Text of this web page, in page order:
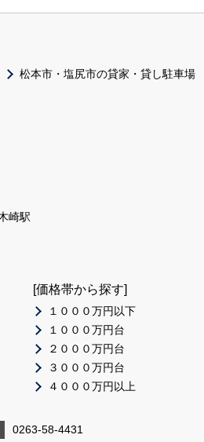
松本市・塩尻市の貸家・貸し駐車場
崎駅
[価格帯から探す]
１０００万円以下
１０００万円台
２０００万円台
３０００万円台
４０００万円以上
0263-58-4431